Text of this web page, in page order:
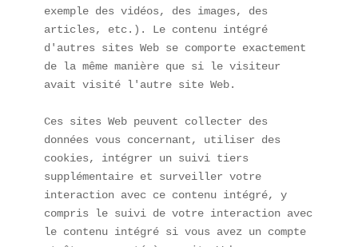
exemple des vidéos, des images, des
articles, etc.). Le contenu intégré
d'autres sites Web se comporte exactement
de la même manière que si le visiteur
avait visité l'autre site Web.
Ces sites Web peuvent collecter des
données vous concernant, utiliser des
cookies, intégrer un suivi tiers
supplémentaire et surveiller votre
interaction avec ce contenu intégré, y
compris le suivi de votre interaction avec
le contenu intégré si vous avez un compte